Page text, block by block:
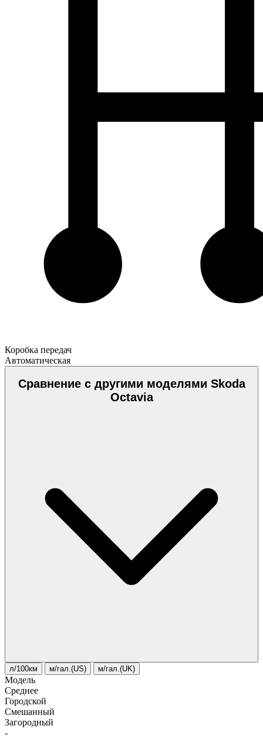
Коробка передач
Автоматическая
Сравнение с другими моделями Skoda
Octavia
л/100км м/гал.(US) м/гал.(UK)
Модель
Среднее
Городской
Смешанный
Загородный
-